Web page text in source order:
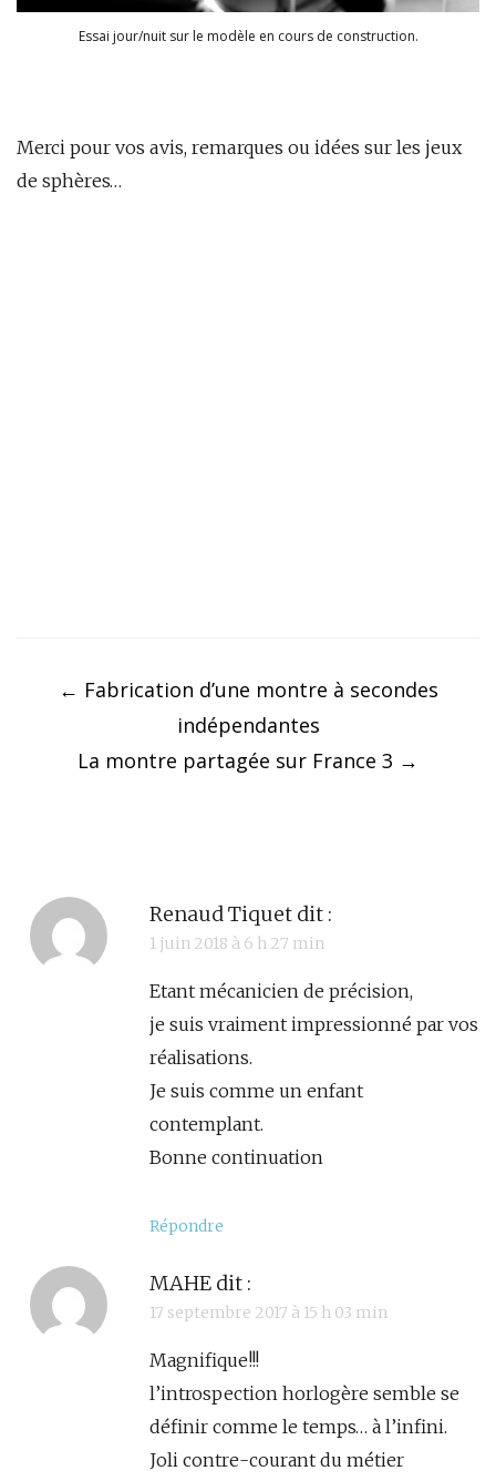
Essai jour/nuit sur le modèle en cours de construction.
Merci pour vos avis, remarques ou idées sur les jeux
de sphères…
navigation
← Fabrication d’une montre à secondes
indépendantes
La montre partagée sur France 3 →
Renaud Tiquet dit :
1 juin 2018 à 6 h 27 min
Etant mécanicien de précision,
je suis vraiment impressionné par vos
réalisations.
Je suis comme un enfant
contemplant.
Bonne continuation
Répondre
MAHE dit :
17 septembre 2017 à 15 h 03 min
Magnifique!!!
l’introspection horlogère semble se
définir comme le temps… à l’infini.
Joli contre-courant du métier